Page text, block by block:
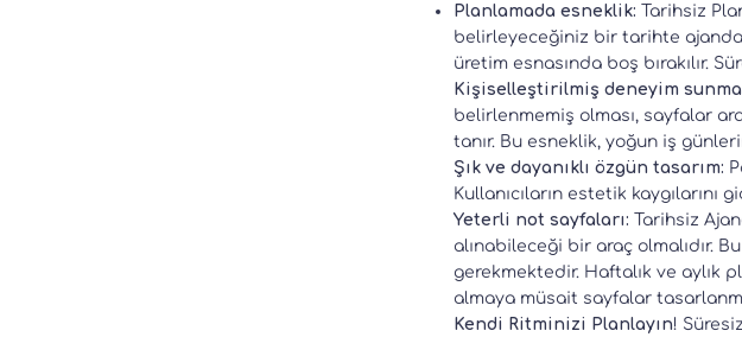
Planlamada esneklik: Tarihsiz
belirleyeceğiniz bir tarihte
üretim esnasında boş bırakılır.
Kişiselleştirilmiş deneyim
belirlenmemiş olması, sayfalar
tanır. Bu esneklik, yoğun iş
Şık ve dayanıklı özgün tasarım:
Kullanıcıların estetik
Yeterli not sayfaları: Tarihsiz
alınabileceği bir araç olmalıdır.
gerekmektedir. Haftalık ve aylık
almaya müsait sayfalar
Kendi Ritminizi Planlayın!